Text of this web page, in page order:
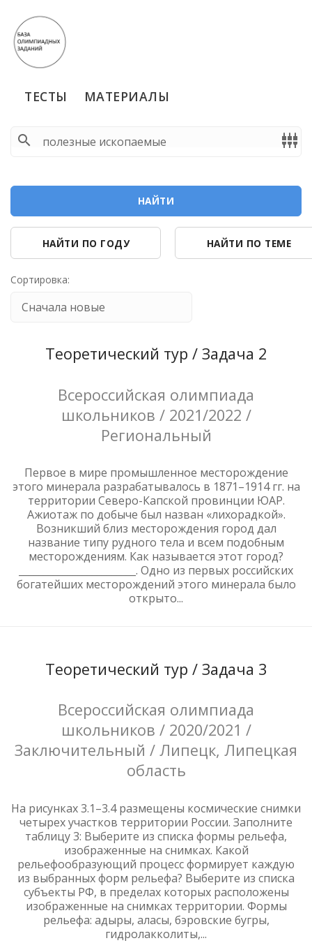
ТЕСТЫ МАТЕРИАЛЫ
search settings_input_component
НАЙТИ
НАЙТИ ПО ГОДУ НАЙТИ ПО ТЕМЕ
Сортировка:
Теоретический тур / Задача 2
Всероссийская олимпиада
школьников / 2021/2022 /
Региональный
Первое в мире промышленное месторождение
этого минерала разрабатывалось в 1871–1914 гг. на
территории Северо-Капской провинции ЮАР.
Ажиотаж по добыче был назван «лихорадкой».
Возникший близ месторождения город дал
название типу рудного тела и всем подобным
месторождениям. Как называется этот город?
________________________. Одно из первых российских
богатейших месторождений этого минерала было
открыто...
Теоретический тур / Задача 3
Всероссийская олимпиада
школьников / 2020/2021 /
Заключительный / Липецк, Липецкая
область
На рисунках 3.1–3.4 размещены космические снимки
четырех участков территории России. Заполните
таблицу 3: Выберите из списка формы рельефа,
изображенные на снимках. Какой
рельефообразующий процесс формирует каждую
из выбранных форм рельефа? Выберите из списка
субъекты РФ, в пределах которых расположены
изображенные на снимках территории. Формы
рельефа: адыры, аласы, бэровские бугры,
гидролакколиты,...